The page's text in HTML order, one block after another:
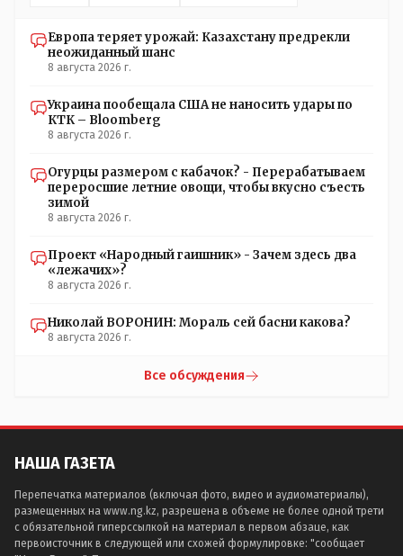
Европа теряет урожай: Казахстану предрекли
неожиданный шанс
8 августа 2026 г.
Украина пообещала США не наносить удары по
КТК – Bloomberg
8 августа 2026 г.
Огурцы размером с кабачок? - Перерабатываем
переросшие летние овощи, чтобы вкусно съесть
зимой
8 августа 2026 г.
Проект «Народный гаишник» - Зачем здесь два
«лежачих»?
8 августа 2026 г.
Николай ВОРОНИН: Мораль сей басни какова?
8 августа 2026 г.
Все обсуждения
НАША ГАЗЕТА
Перепечатка материалов (включая фото, видео и аудиоматериалы),
размещенных на www.ng.kz, разрешена в объеме не более одной трети
с обязательной гиперссылкой на материал в первом абзаце, как
первоисточник в следующей или схожей формулировке: "сообщает